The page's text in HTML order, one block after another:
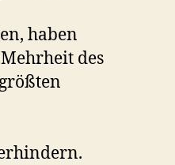
haben
des